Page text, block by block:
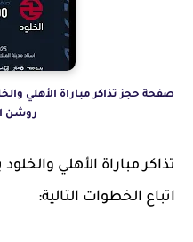
صفحة حجز تذاكر مباراة الأهلي
روشن
تذاكر مباراة الأهلي
اتباع الخطوات التالية: